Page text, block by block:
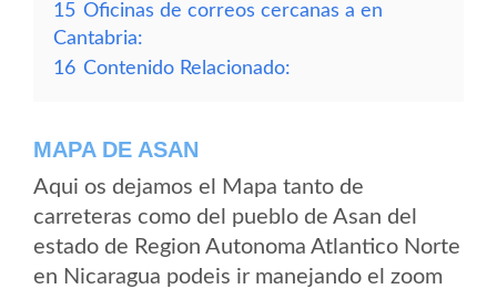
15 Oficinas de correos cercanas a en
Cantabria:
16 Contenido Relacionado:
MAPA DE ASAN
Aqui os dejamos el Mapa tanto de
carreteras como del pueblo de Asan del
estado de Region Autonoma Atlantico Norte
en Nicaragua podeis ir manejando el zoom